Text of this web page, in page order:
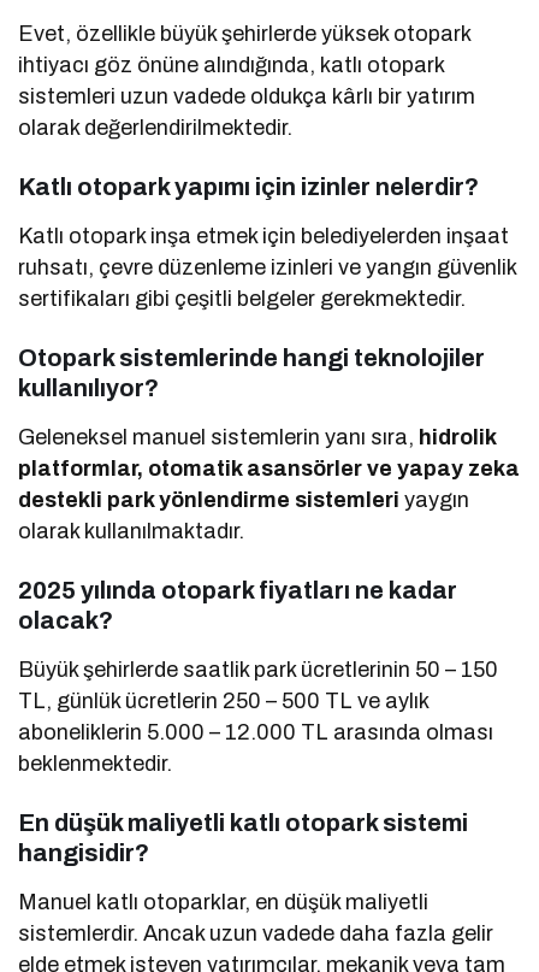
Evet, özellikle büyük şehirlerde yüksek otopark
ihtiyacı göz önüne alındığında, katlı otopark
sistemleri uzun vadede oldukça kârlı bir yatırım
olarak değerlendirilmektedir.
Katlı otopark yapımı için izinler nelerdir?
Katlı otopark inşa etmek için belediyelerden inşaat
ruhsatı, çevre düzenleme izinleri ve yangın güvenlik
sertifikaları gibi çeşitli belgeler gerekmektedir.
Otopark sistemlerinde hangi teknolojiler
kullanılıyor?
Geleneksel manuel sistemlerin yanı sıra, hidrolik
platformlar, otomatik asansörler ve yapay zeka
destekli park yönlendirme sistemleri yaygın
olarak kullanılmaktadır.
2025 yılında otopark fiyatları ne kadar
olacak?
Büyük şehirlerde saatlik park ücretlerinin 50 – 150
TL, günlük ücretlerin 250 – 500 TL ve aylık
aboneliklerin 5.000 – 12.000 TL arasında olması
beklenmektedir.
En düşük maliyetli katlı otopark sistemi
hangisidir?
Manuel katlı otoparklar, en düşük maliyetli
sistemlerdir. Ancak uzun vadede daha fazla gelir
elde etmek isteyen yatırımcılar, mekanik veya tam